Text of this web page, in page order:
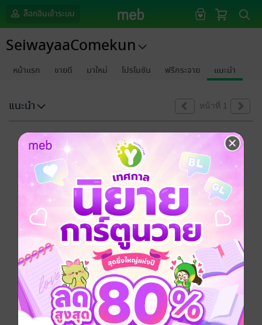
ล็อกอินเข้าระบบ
SeiwayaaComekun
หน้าแรก ขายดี มาใหม่ โปรโมชัน ฟรีกระจาย แนะนำ
แนะนำ หน้าที่ 1
ขออภัยด้วยนะคะ
ไม่พบข้อมูลในหัวข้อที่คุณกำลังชมค่ะ